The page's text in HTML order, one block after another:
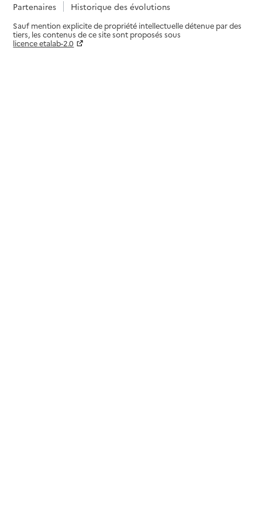
Partenaires
Historique des évolutions
Sauf mention explicite de propriété intellectuelle détenue par des
tiers, les contenus de ce site sont proposés sous
licence etalab-2.0